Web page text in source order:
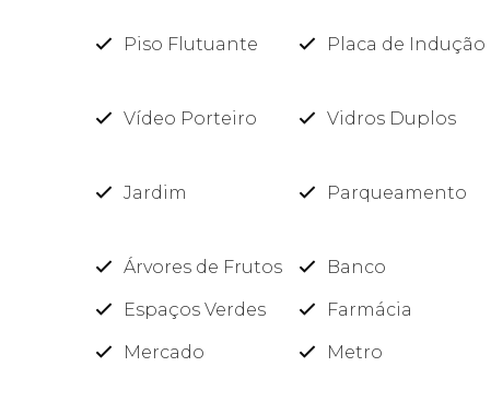
Piso Flutuante Placa de Indução
Vídeo Porteiro Vidros Duplos
Jardim Parqueamento
Árvores de Frutos Banco
Espaços Verdes Farmácia
Mercado Metro